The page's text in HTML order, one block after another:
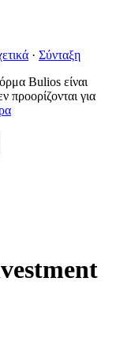
· Σύνταξη
Bulios είναι
προορίζονται για